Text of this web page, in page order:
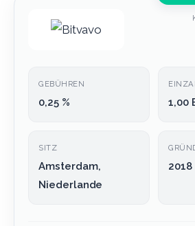
GEBÜHREN
0,25 % 1,00
SITZ
Amsterdam,
Niederlande
2018